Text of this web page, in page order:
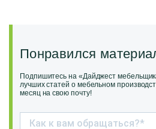
Понравился
Подпишитесь на «Дайджест
лучших статей о мебельном
месяц на свою почту!